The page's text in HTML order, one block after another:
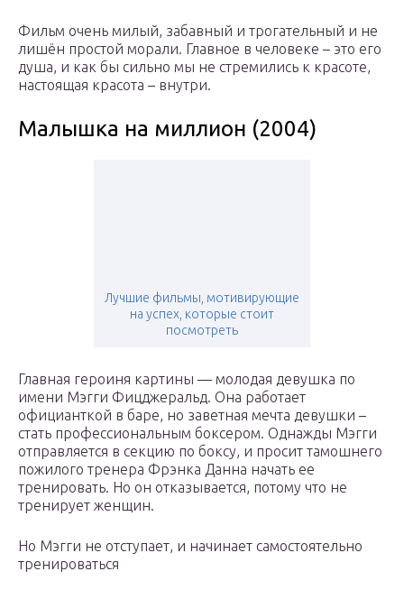
Фильм очень милый, забавный и трогательный и не
лишён простой морали. Главное в человеке – это его
душа, и как бы сильно мы не стремились к красоте,
настоящая красота – внутри.
Малышка на миллион (2004)
Лучшие фильмы, мотивирующие
на успех, которые стоит
посмотреть
Главная героиня картины — молодая девушка по
имени Мэгги Фицджеральд. Она работает
официанткой в баре, но заветная мечта девушки –
стать профессиональным боксером. Однажды Мэгги
отправляется в секцию по боксу, и просит тамошнего
пожилого тренера Фрэнка Данна начать ее
тренировать. Но он отказывается, потому что не
тренирует женщин.
Но Мэгги не отступает, и начинает самостоятельно
тренироваться